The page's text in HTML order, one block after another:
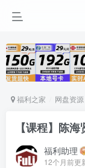
福利之家 网盘资源
【课程】陈
福利助理
12个月前更